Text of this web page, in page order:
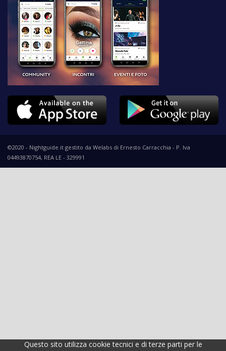
©2020 - Nightguide.it gestito da Welabs di Ernesto Carracchia - P. Iva
04493870754, REA LE - 329991
Questo sito utilizza cookie tecnici e di terze parti per le